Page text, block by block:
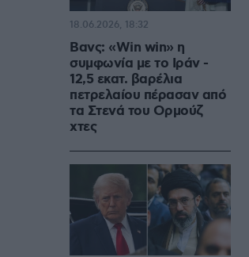
Βανς: «Win win» η
συμφωνία με το Ιράν -
12,5 εκατ. βαρέλια
πετρελαίου πέρασαν από
τα Στενά του Ορμούζ
χτες
18.06.2026, 18:32